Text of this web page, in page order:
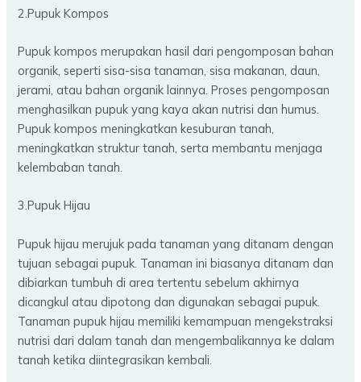
2.Pupuk Kompos
Pupuk kompos merupakan hasil dari pengomposan bahan
organik, seperti sisa-sisa tanaman, sisa makanan, daun,
jerami, atau bahan organik lainnya. Proses pengomposan
menghasilkan pupuk yang kaya akan nutrisi dan humus.
Pupuk kompos meningkatkan kesuburan tanah,
meningkatkan struktur tanah, serta membantu menjaga
kelembaban tanah.
3.Pupuk Hijau
Pupuk hijau merujuk pada tanaman yang ditanam dengan
tujuan sebagai pupuk. Tanaman ini biasanya ditanam dan
dibiarkan tumbuh di area tertentu sebelum akhirnya
dicangkul atau dipotong dan digunakan sebagai pupuk.
Tanaman pupuk hijau memiliki kemampuan mengekstraksi
nutrisi dari dalam tanah dan mengembalikannya ke dalam
tanah ketika diintegrasikan kembali.